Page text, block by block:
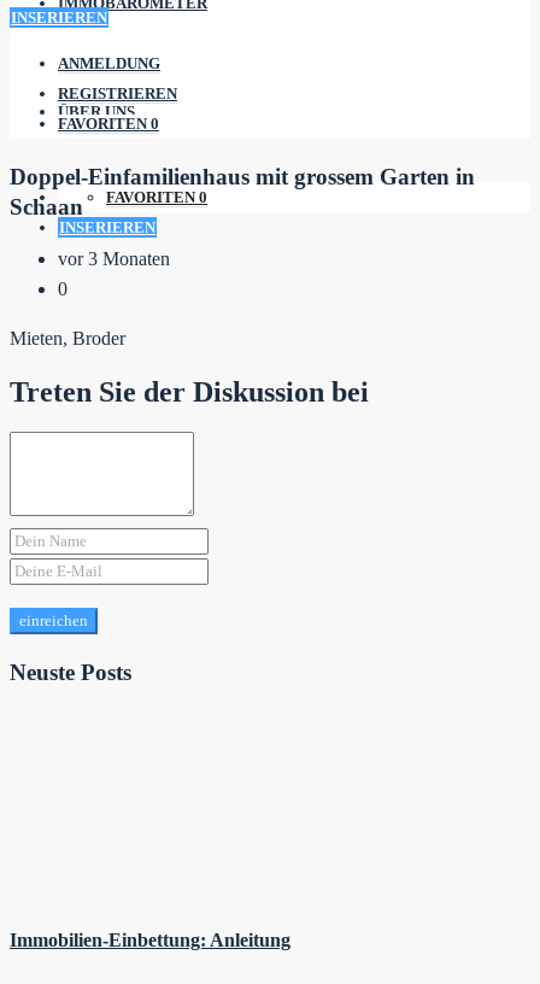
ÜBER UNS
FAVORITEN 0
INSERIEREN
INSERIEREN
ANMELDUNG
REGISTRIEREN
FAVORITEN 0
Doppel-Einfamilienhaus mit grossem Garten in
Schaan
vor 3 Monaten
0
Mieten, Broder
Treten Sie der Diskussion bei
einreichen
Neuste Posts
Immobilien-Einbettung: Anleitung